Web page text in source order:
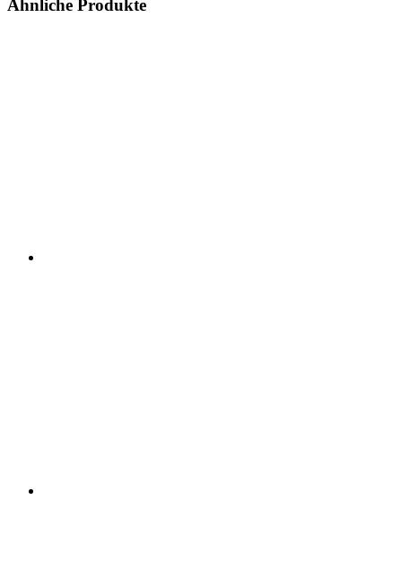
Ähnliche Produkte